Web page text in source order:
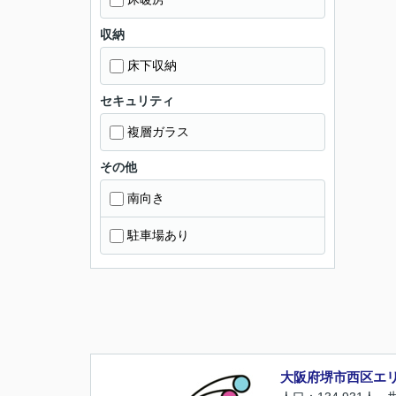
収納
床下収納
セキュリティ
複層ガラス
その他
南向き
駐車場あり
大阪府堺市西区エ